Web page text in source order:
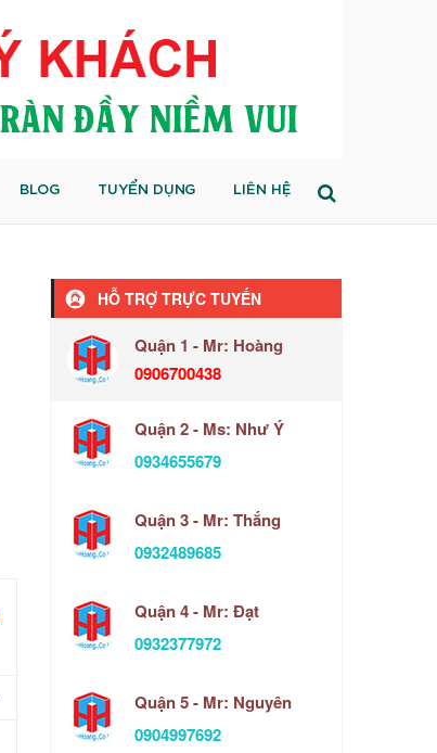
BLOG TUYỂN DỤNG LIÊN HỆ
HỖ TRỢ TRỰC TUYẾN
Quận 1 - Mr: Hoàng
0906700438
Quận 2 - Ms: Như Ý
0934655679
Quận 3 - Mr: Thắng
0932489685
Quận 4 - Mr: Đạt
0932377972
Quận 5 - Mr: Nguyên
0904997692